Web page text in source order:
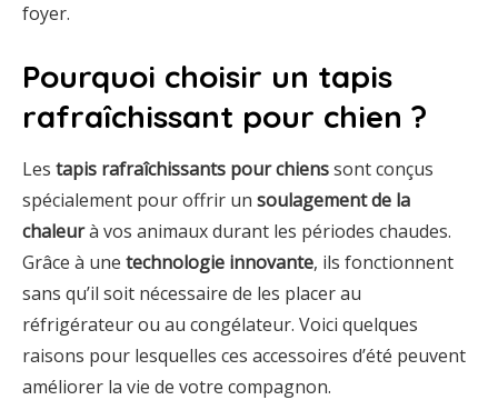
foyer.
Pourquoi choisir un tapis
rafraîchissant pour chien ?
Les tapis rafraîchissants pour chienssont conçus
spécialement pour offrir un soulagement de la
chaleurà vos animaux durant les périodes chaudes.
Grâce à une technologie innovante, ils fonctionnent
sans qu’il soit nécessaire de les placer au
réfrigérateur ou au congélateur. Voici quelques
raisons pour lesquelles ces accessoires d’été peuvent
améliorer la vie de votre compagnon.